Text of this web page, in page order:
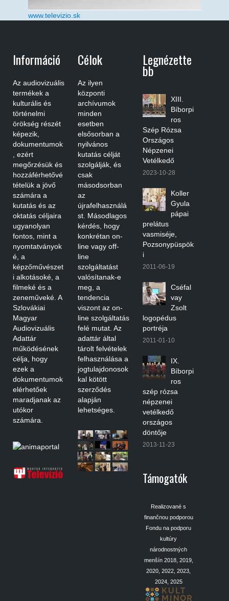
www.televizio.sk
Információ
Az audiovizuális
termékek a
kulturális és
történelmi
örökség részét
képezik,
dokumentumok
, ezért
megőrzésük és
hozzáférhetővé
tételük a jövő
számára a
kutatás és az
oktatás céljaira
ugyanolyan
fontos, mint a
nyomtatványok
é, a
képzőművészet
i alkotásoké, a
filmeké és a
zeneműveké. A
Szlovákiai
Magyar
Audiovizuális
Adattár
működésének
célja, hogy
ezek a
dokumentumok
elérhetőek
maradjanak az
utókor
számára.
Célok
Az ilyen
központi
archívumok
minden
esetben
elsősorban a
nyilvános
kutatás célját
szolgálják, és
csak
másodsorban
az
újrafelhasználá
st. Másodlagos
kérdés, hogy
konkrétan on-
line vagy off-
line
szolgáltatást
valósítanak-e
meg, a
tendencia
viszont az on-
line szolgáltatás
felé mutat. Az
adattár által
tárolt felvételek
felhasználása a
jogtulajdonosok
kal kötött
szerződés
alapján
lehetséges.
Legnézette
Bb
XIII.
Bíborpi
ros
Szép Rózsa
Országos
Népzenei
Vetélkedő
2023-10-28
Koller
Gyula
pápai
prelátus
vasmiséje,
Pozsonypüspök
i
2011-06-19
Cséfal
vay
Zsolt
logopédus
portréja
2011-01-10
IX.
Bíborpi
ros
szép rózsa
népzenei
vetélkedő
országos
döntője
2013-11-23
Támogatók
Realizované s
finančnou podporou
Fondu na podporu
kultúry
národnostných
menšín 2018, 2019,
2020, 2022, 2023,
2024, 2025